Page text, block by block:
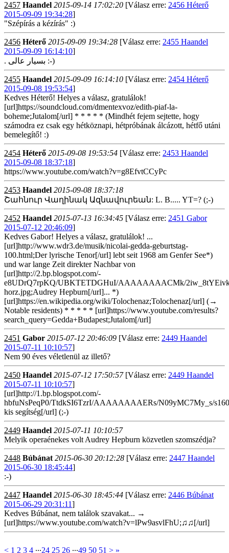
2457 Haandel 2015-09-14 17:02:20 [Válasz erre: 2456 Héterő
2015-09-09 19:34:28]
"Szépírás a kézírás" :)
2456 Héterő 2015-09-09 19:34:28 [Válasz erre: 2455 Haandel
2015-09-09 16:14:10]
. بسیار عالی :-)
2455 Haandel 2015-09-09 16:14:10 [Válasz erre: 2454 Héterő
2015-09-08 19:53:54]
Kedves Héterő! Helyes a válasz, gratulálok!
[url]https://soundcloud.com/dmentexvoz/edith-piaf-la-
boheme;Jutalom[/url] * * * * * (Mindhét fejem sejtette, hogy
számodra ez csak egy hétköznapi, hétpróbának álcázott, hétfő utáni
bemelegítő! :)
2454 Héterő 2015-09-08 19:53:54 [Válasz erre: 2453 Haandel
2015-09-08 18:37:18]
https://www.youtube.com/watch?v=g8EfvtCCyPc
2453 Haandel 2015-09-08 18:37:18
Շահնուր Վաղինակ Ազնավուրեան: L. B..... YT=? (;-)
2452 Haandel 2015-07-13 16:34:45 [Válasz erre: 2451 Gabor
2015-07-12 20:46:09]
Kedves Gabor! Helyes a válasz, gratulálok! ...
[url]http://www.wdr3.de/musik/nicolai-gedda-geburtstag-
100.html;Der lyrische Tenor[/url] lebt seit 1968 am Genfer See*)
und war lange Zeit direkter Nachbar von
[url]http://2.bp.blogspot.com/-
e8UDrQ7rpKQ/UBKTETDGHuI/AAAAAAAACMk/2iw_8tYEivk/
horz.jpg;Audrey Hepburn[/url]... *)
[url]https://en.wikipedia.org/wiki/Tolochenaz;Tolochenaz[/url] (→
Notable residents) * * * * * [url]https://www.youtube.com/results?
search_query=Gedda+Budapest;Jutalom[/url]
2451 Gabor 2015-07-12 20:46:09 [Válasz erre: 2449 Haandel
2015-07-11 10:10:57]
Nem 90 éves véletlenül az illető?
2450 Haandel 2015-07-12 17:50:57[Válasz erre: 2449 Haandel
2015-07-11 10:10:57]
[url]http://1.bp.blogspot.com/-
hbfuNsPeqP0/TtdkSI6TzrI/AAAAAAAAERs/N09yMC7My_s/
kis segítség[/url] (;-)
2449 Haandel 2015-07-11 10:10:57
Melyik operaénekes volt Audrey Hepburn közvetlen szomszédja?
2448 Búbánat 2015-06-30 20:12:28 [Válasz erre: 2447 Haandel
2015-06-30 18:45:44]
:-)
2447 Haandel 2015-06-30 18:45:44 [Válasz erre: 2446 Búbánat
2015-06-29 20:31:11]
Kedves Búbánat, nem találok szavakat... →
[url]https://www.youtube.com/watch?v=lPw9asvlFhU;♫♫[/url]
< 1 2 3 4 ∙∙∙24 25 26 ∙∙∙49 50 51 > »